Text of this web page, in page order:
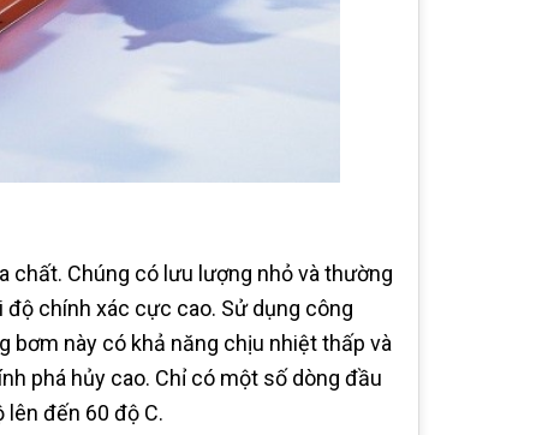
chất. Chúng có lưu lượng nhỏ và thường
chính xác cực cao. Sử dụng công
bơm này có khả năng chịu nhiệt thấp và
phá hủy cao. Chỉ có một số dòng đầu
đến 60 độ C.